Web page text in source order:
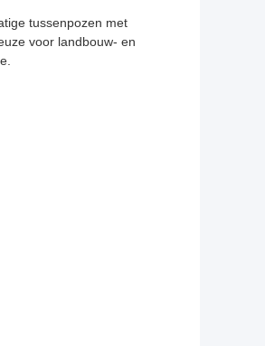
tussenpozen met
voor landbouw- en